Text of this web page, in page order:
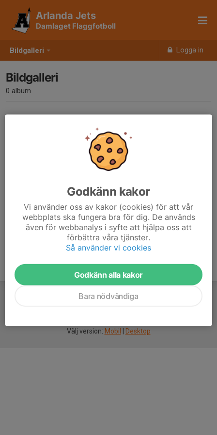
Bildgalleri Logga in
Arlanda Jets
Damlaget Flaggfotboll
Bildgalleri
0 album
Inga album skapade
Välj version: Mobil Desktop
Godkänn kakor
Vi använder oss av kakor (cookies) för att vår
webbplats ska fungera bra för dig. De används
även för webbanalys i syfte att hjälpa oss att
förbättra våra tjänster.
Så använder vi cookies
Godkänn alla kakor
Bara nödvändiga